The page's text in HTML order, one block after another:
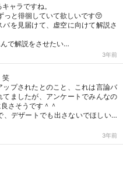
ャラですね。
っと徘徊していて欲しいです😚
を見届けて、虚空に向けて解説さ
で解説をさせたい…
3年前
笑
プされたとのこと、これは言論バ
ましたが、アンケートでみんなの
さそうです＾＾
、デザートでも出さないでほしい…
3年前